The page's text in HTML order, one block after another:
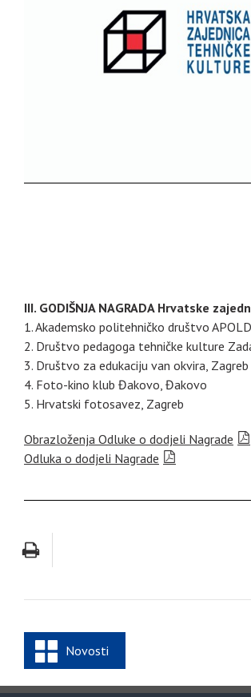
III. GODIŠNJA NAGRADA Hrvatske
1. Akademsko politehničko društvo
2. Društvo pedagoga tehničke kulture
3. Društvo za edukaciju van okvira, Zagreb
4. Foto-kino klub Đakovo, Đakovo
5. Hrvatski fotosavez, Zagreb
Obrazloženja Odluke o dodjeli Nagrade
Odluka o dodjeli Nagrade
Novosti